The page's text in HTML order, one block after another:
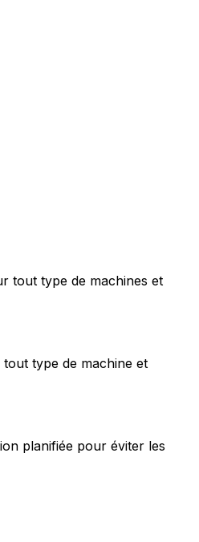
tout type de machines et
type de machine et
planifiée pour éviter les